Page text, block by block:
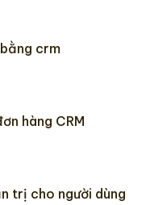
crm
hàng CRM
trị cho người dùng